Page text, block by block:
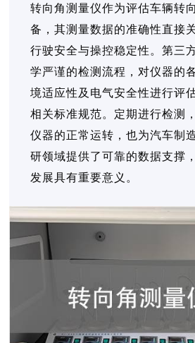
转向角测量仪作为评估车辆转
备，其测量数据的准确性直接
行驶安全与操控稳定性。第三
学严谨的检测流程，对仪器的
境适应性及电气安全性进行评
相关标准规范。定期进行检测
仪器的正常运转，也为汽车制
研领域提供了可靠的数据支撑
发展具有重要意义。